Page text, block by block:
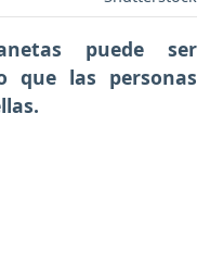
puede ser
que las personas